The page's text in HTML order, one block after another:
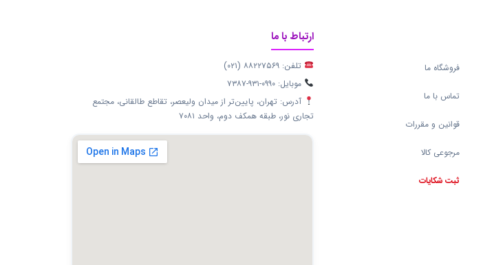
فروشگاه ما
تماس با ما
قوانین و مقررات
مرجوعی کالا
ثبت شکایات
ارتباط با ما
تلفن: ۸۸۲۲۷۵۶۹ (۰۲۱)
موبایل: ۰۹۹۰-۹۳۱-۷۳۸۷
آدرس: تهران، پایین‌تر از میدان ولیعصر، تقاطع طالقانی، مجتمع
تجاری نور، طبقه همکف دوم، واحد ۷۰۸۱